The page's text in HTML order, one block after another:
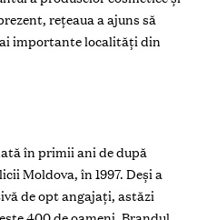
reţeaua a ajuns să
importante localităţi din
în primii ani de după
Moldova, în 1997. Deşi a
de opt angajaţi, astăzi